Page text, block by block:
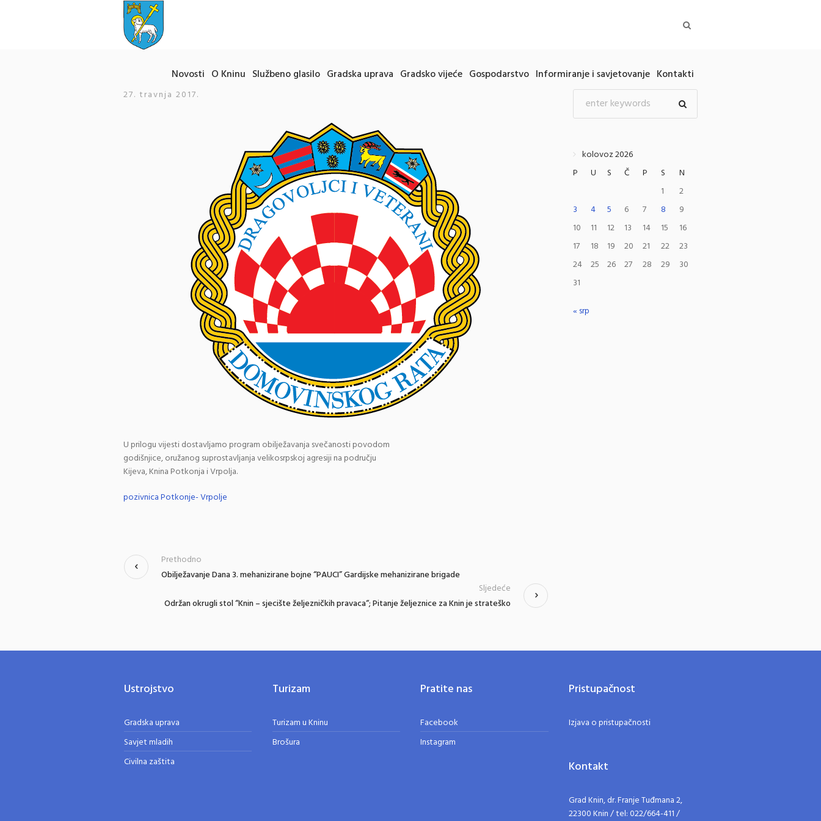
Novosti O Kninu Službeno glasilo Gradska uprava Gradsko vijeće Gospodarstvo Informiranje i savjetovanje Kontakti
27. travnja 2017.
U prilogu vijesti dostavljamo program obilježavanja svečanosti povodom
godišnjice, oružanog suprostavljanja velikosrpskoj agresiji na području
Kijeva, Knina Potkonja i Vrpolja.
pozivnica Potkonje- Vrpolje
Obilježavanje Dana 3. mehanizirane bojne “PAUCI” Gardijske mehanizirane brigade
Prethodno
Održan okrugli stol “Knin – sjecište željezničkih pravaca“; Pitanje željeznice za Knin je strateško
Sljedeće
kolovoz 2026
P
U S Č P S
N
1
2
3
4 5 6 7 8
9
10
11 12 13 14 15
16
17
18 19 20 21 22
23
24
25 26 27 28 29
30
31
« srp
Ustrojstvo
Gradska uprava
Savjet mladih
Civilna zaštita
Turizam
Turizam u Kninu
Brošura
Pratite nas
Facebook
Instagram
Pristupačnost
Izjava o pristupačnosti
Kontakt
Grad Knin, dr. Franje Tuđmana 2,
22300 Knin / tel: 022/664-411 /